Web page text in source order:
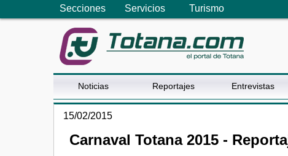
Secciones Servicios Turismo
Noticias Reportajes Entrevistas
15/02/2015
Carnaval Totana 2015 -